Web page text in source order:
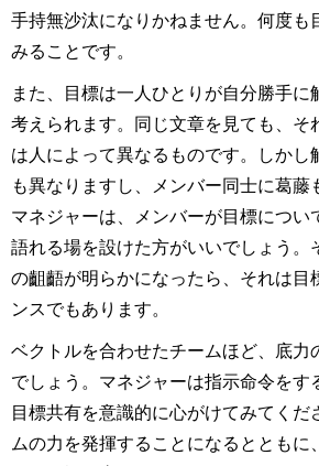
手持無沙汰になりかねません。何度も
みることです。
また、目標は一人ひとりが自分勝手に
考えられます。同じ文章を見ても、そ
は人によって異なるものです。しかし
も異なりますし、メンバー同士に葛藤
マネジャーは、メンバーが目標につい
語れる場を設けた方がいいでしょう。
の齟齬が明らかになったら、それは目
ンスでもあります。
ベクトルを合わせたチームほど、底力
でしょう。マネジャーは指示命令をす
目標共有を意識的に心がけてみてくだ
ムの力を発揮することになるとともに